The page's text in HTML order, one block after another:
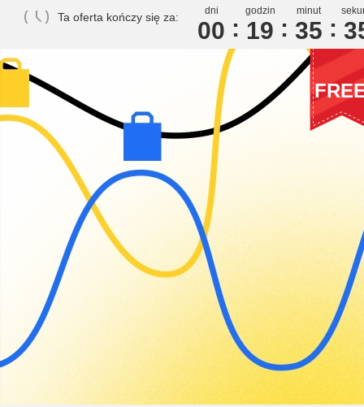
Ta oferta kończy się za: dni
00
godzin
19
minut
35 3